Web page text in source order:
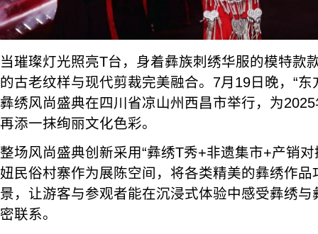
当璀璨灯光照亮T台，身着彝族刺绣华服的模特款
的古老纹样与现代剪裁完美融合。7月19日晚，“
彝绣风尚盛典在四川省凉山州西昌市举行，为
再添一抹绚丽文化色彩。
整场风尚盛典创新采用“彝绣T秀+非遗集市+产销
妞民俗村寨作为展陈空间，将各类精美的彝绣作
景，让游客与参观者能在沉浸式体验中感受彝绣
密联系。